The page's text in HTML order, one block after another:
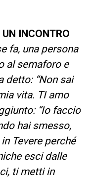
INCONTRO
fa, una persona
al semaforo e
detto: “Non sai
vita. TI amo
“Io faccio
hai smesso,
Tevere perché
esci dalle
ti metti in